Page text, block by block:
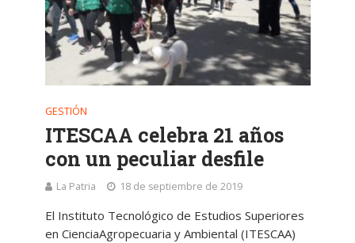
GESTIÓN
ITESCAA celebra 21 años
con un peculiar desfile
La Patria 18 de septiembre de 2019
El Instituto Tecnológico de Estudios Superiores
en CienciaAgropecuaria y Ambiental (ITESCAA)